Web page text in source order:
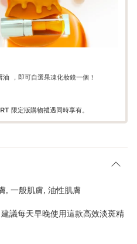
，即可自選果凍化妝鏡一個！
限定版購物禮遇同時享有。
, 一般肌膚, 油性肌膚
議每天早晚使用這款高效淡斑精